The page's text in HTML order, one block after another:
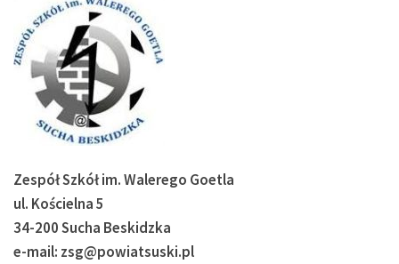
Zespół Szkół im. Walerego Goetla
ul. Kościelna 5
34-200 Sucha Beskidzka
e-mail: zsg@powiatsuski.pl